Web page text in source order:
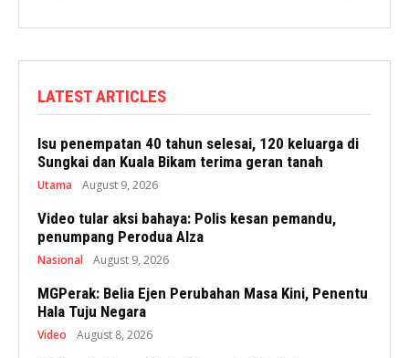
LATEST ARTICLES
Isu penempatan 40 tahun selesai, 120 keluarga di
Sungkai dan Kuala Bikam terima geran tanah
Utama August 9, 2026
Video tular aksi bahaya: Polis kesan pemandu,
penumpang Perodua Alza
Nasional August 9, 2026
MGPerak: Belia Ejen Perubahan Masa Kini, Penentu
Hala Tuju Negara
Video August 8, 2026